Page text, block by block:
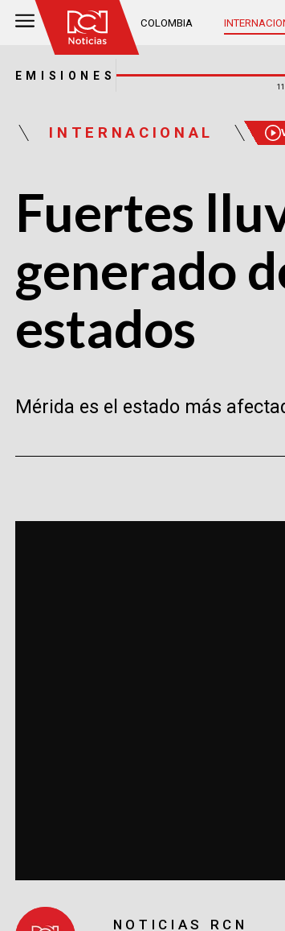
COLOMBIA
EMISIONES
INTERNACIONAL
Fuertes
generado
estados
Mérida es el estado más
NOTICIAS RCN